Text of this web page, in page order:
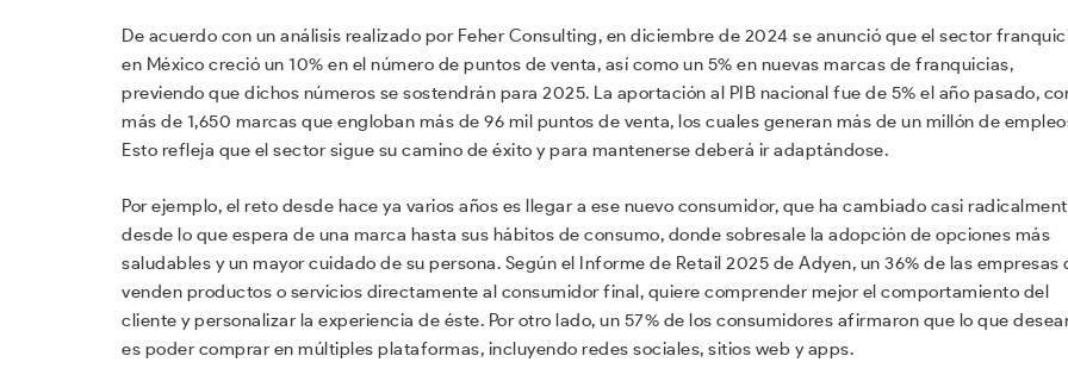
De acuerdo con un análisis realizado por Feher Consulting, en diciembre de 2024 se anunció que el sector
en México creció un 10% en el número de puntos de venta, así como un 5% en nuevas marcas de franquicias,
previendo que dichos números se sostendrán para 2025. La aportación al PIB nacional fue de 5% el año pasado,
más de 1,650 marcas que engloban más de 96 mil puntos de venta, los cuales generan más de un millón de
Esto refleja que el sector sigue su camino de éxito y para mantenerse deberá ir adaptándose.
Por ejemplo, el reto desde hace ya varios años es llegar a ese nuevo consumidor, que ha cambiado casi
desde lo que espera de una marca hasta sus hábitos de consumo, donde sobresale la adopción de opciones más
saludables y un mayor cuidado de su persona. Según el Informe de Retail 2025 de Adyen, un 36% de las empresas
venden productos o servicios directamente al consumidor final, quiere comprender mejor el comportamiento del
cliente y personalizar la experiencia de éste. Por otro lado, un 57% de los consumidores afirmaron que lo que
es poder comprar en múltiples plataformas, incluyendo redes sociales, sitios web y apps.